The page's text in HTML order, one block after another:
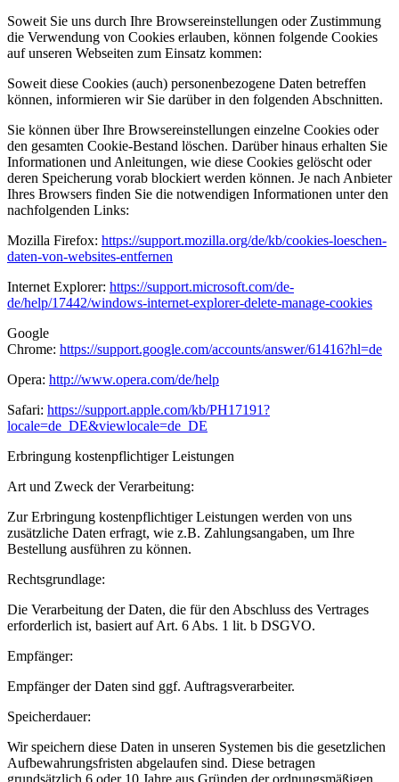
Soweit Sie uns durch Ihre Browsereinstellungen oder Zustimmung
die Verwendung von Cookies erlauben, können folgende Cookies
auf unseren Webseiten zum Einsatz kommen:
Soweit diese Cookies (auch) personenbezogene Daten betreffen
können, informieren wir Sie darüber in den folgenden Abschnitten.
Sie können über Ihre Browsereinstellungen einzelne Cookies oder
den gesamten Cookie-Bestand löschen. Darüber hinaus erhalten Sie
Informationen und Anleitungen, wie diese Cookies gelöscht oder
deren Speicherung vorab blockiert werden können. Je nach Anbieter
Ihres Browsers finden Sie die notwendigen Informationen unter den
nachfolgenden Links:
Mozilla Firefox: https://support.mozilla.org/de/kb/cookies-loeschen-
daten-von-websites-entfernen
Internet Explorer: https://support.microsoft.com/de-
de/help/17442/windows-internet-explorer-delete-manage-cookies
Google
Chrome: https://support.google.com/accounts/answer/61416?hl=de
Opera: http://www.opera.com/de/help
Safari: https://support.apple.com/kb/PH17191?
locale=de_DE&viewlocale=de_DE
Erbringung kostenpflichtiger Leistungen
Art und Zweck der Verarbeitung:
Zur Erbringung kostenpflichtiger Leistungen werden von uns
zusätzliche Daten erfragt, wie z.B. Zahlungsangaben, um Ihre
Bestellung ausführen zu können.
Rechtsgrundlage:
Die Verarbeitung der Daten, die für den Abschluss des Vertrages
erforderlich ist, basiert auf Art. 6 Abs. 1 lit. b DSGVO.
Empfänger:
Empfänger der Daten sind ggf. Auftragsverarbeiter.
Speicherdauer:
Wir speichern diese Daten in unseren Systemen bis die gesetzlichen
Aufbewahrungsfristen abgelaufen sind. Diese betragen